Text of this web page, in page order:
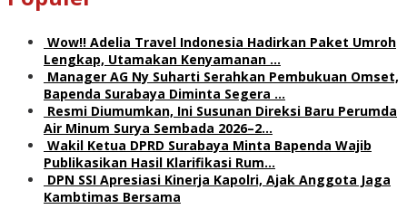
Wow!! Adelia Travel Indonesia Hadirkan Paket Umroh
Lengkap, Utamakan Kenyamanan …
Manager AG Ny Suharti Serahkan Pembukuan Omset,
Bapenda Surabaya Diminta Segera …
Resmi Diumumkan, Ini Susunan Direksi Baru Perumda
Air Minum Surya Sembada 2026–2…
Wakil Ketua DPRD Surabaya Minta Bapenda Wajib
Publikasikan Hasil Klarifikasi Rum…
DPN SSI Apresiasi Kinerja Kapolri, Ajak Anggota Jaga
Kambtimas Bersama